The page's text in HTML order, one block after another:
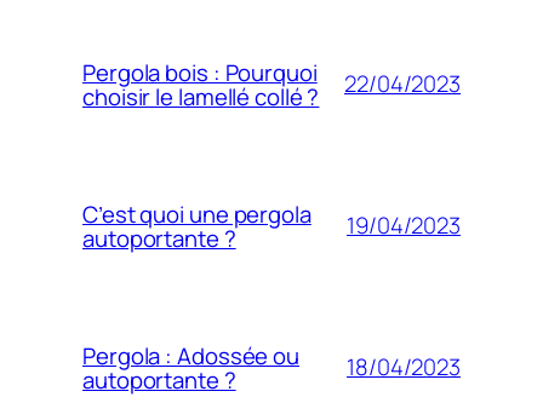
Pergola bois : Pourquoi
choisir le lamellé collé ? 22/04/2023
C’est quoi une pergola
autoportante ? 19/04/2023
Pergola : Adossée ou
autoportante ? 18/04/2023